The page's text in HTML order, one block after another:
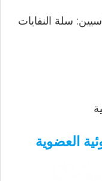
سلة النفايات
العضوية